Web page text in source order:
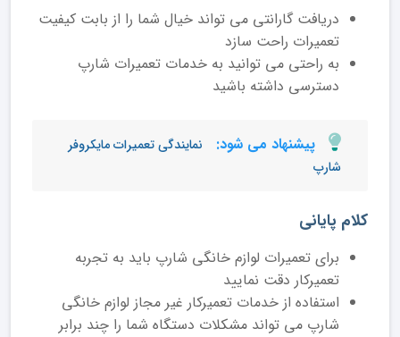
دریافت گارانتی می تواند خیال شما را از بابت کیفیت
تعمیرات راحت سازد
به راحتی می توانید به خدمات تعمیرات شارپ
دسترسی داشته باشید
پیشنهاد می شود:
نمایندگی تعمیرات مایکروفر
شارپ
کلام پایانی
برای تعمیرات لوازم خانگی شارپ باید به تجربه
تعمیرکار دقت نمایید
استفاده از خدمات تعمیرکار غیر مجاز لوازم خانگی
شارپ می تواند مشکلات دستگاه شما را چند برابر